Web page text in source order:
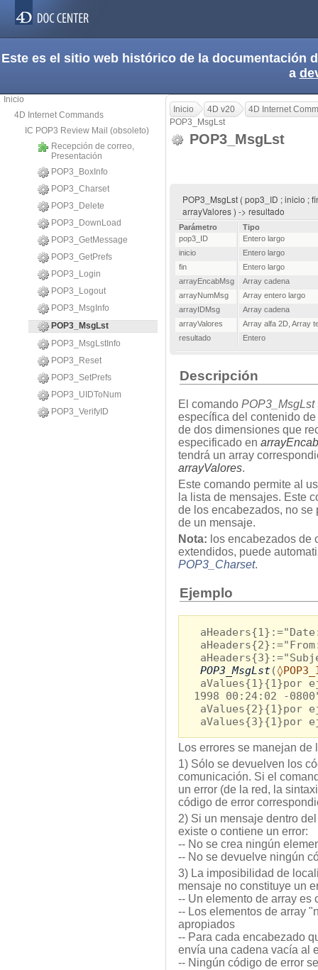
Este es el sitio web histórico de la documentación
a
Inicio
4D Internet Commands
IC POP3 Review Mail (obsoleto)
Recepción de correo,
Presentación
POP3_BoxInfo
POP3_Charset
POP3_Delete
POP3_DownLoad
POP3_GetMessage
POP3_GetPrefs
POP3_Login
POP3_Logout
POP3_MsgInfo
POP3_MsgLst
POP3_MsgLstInfo
POP3_Reset
POP3_SetPrefs
POP3_UIDToNum
POP3_VerifyID
Inicio 4D v20
4D Internet
POP3_MsgLst
POP3_MsgLst
POP3_MsgLst ( pop3_ID ; inicio ;
arrayValores ) -> resultado
Parámetro
Tipo
pop3_ID
Entero largo
inicio
Entero largo
fin
Entero largo
arrayEncabMsg
Array cadena
arrayNumMsg
Array entero largo
arrayIDMsg
Array cadena
arrayValores
Array alfa 2D Array
resultado
Entero
Descripción
El comando POP3_MsgLst
específica del contenido
de dos dimensiones que
especificado en
tendrá un array
arrayValores.
Este comando permite al
la lista de mensajes. Este
de los encabezados, no se
de un mensaje.
Nota: los encabezados de
extendidos, puede
POP3_Charset.
Ejemplo
POP3_MsgLst(
aValues{1}{1}por
1998 00:24:02 -
aValues{2}{1}por
aValues{3}{1}por
Los errores se manejan de
1) Sólo se devuelven los
comunicación. Si el
un error (de la red, la
código de error
2) Si un mensaje dentro
existe o contiene un error:
-- No se crea ningún
-- No se devuelve ningún
3) La imposibilidad de
mensaje no constituye un
-- Un elemento de array es
-- Los elementos de array
apropiados
-- Para cada encabezado
envía una cadena vacía al
-- Ningún código de error